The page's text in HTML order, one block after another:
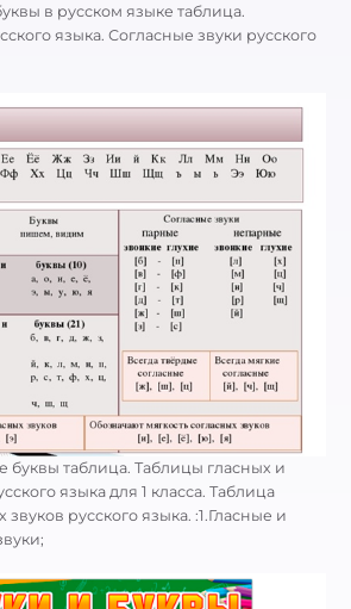
в русском языке таблица.
языка. Согласные звуки русского
буквы таблица. Таблицы гласных и
языка для 1 класса. Таблица
звуков русского языка. :1.Гласные и